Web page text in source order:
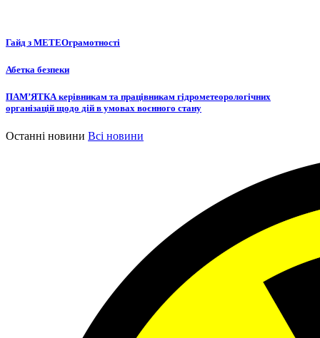
Гайд з МЕТЕОграмотності
Абетка безпеки
ПАМ’ЯТКА керівникам та працівникам гідрометеорологічних
організацій щодо дій в умовах воєнного стану
Останні новини Всі новини